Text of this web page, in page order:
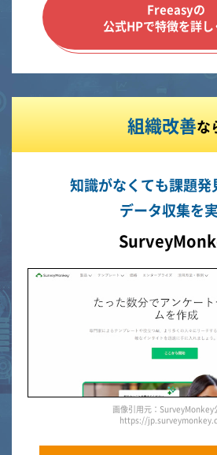
Freeasyの
公式HPで特徴を詳し
組織改善な
知識がなくても課題発
データ収集を
画像引用元：SurveyMonkey
https://